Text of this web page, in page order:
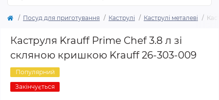
Посуд для приготування Каструлі Каструлі металеві
Каструля Krauff Prime Chef 3.8 л зі
скляною кришкою Krauff 26-303-009
Популярний
Закінчується